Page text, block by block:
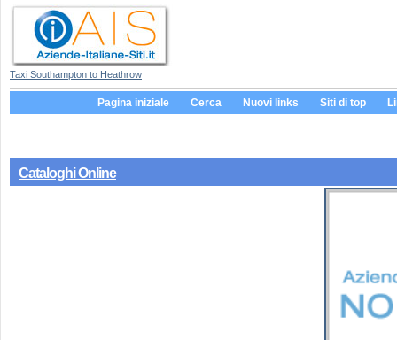
Taxi Southampton to Heathrow
Pagina iniziale Cerca Nuovi links Siti di top
Cataloghi Online